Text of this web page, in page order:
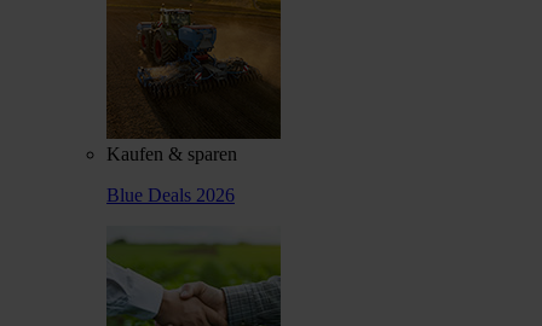
Kaufen & sparen
Blue Deals 2026